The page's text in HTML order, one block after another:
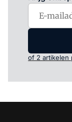
of 2 artikelen